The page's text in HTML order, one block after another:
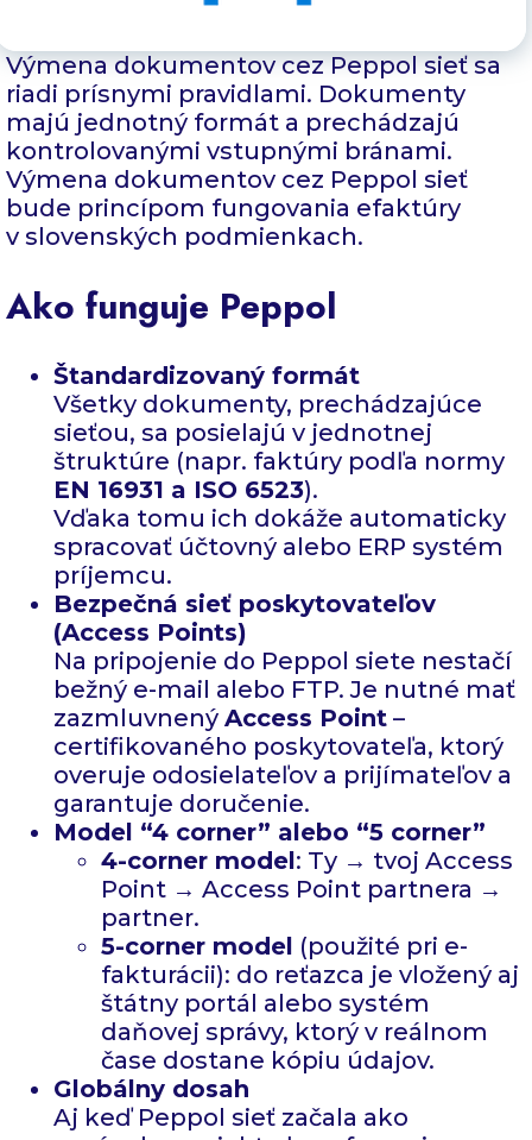
Výmena dokumentov cez Peppol sieť sa
riadi prísnymi pravidlami. Dokumenty
majú jednotný formát a prechádzajú
kontrolovanými vstupnými bránami.
Výmena dokumentov cez Peppol sieť
bude princípom fungovania efaktúry
v slovenských podmienkach.
Ako funguje Peppol
Štandardizovaný formát
Všetky dokumenty, prechádzajúce
sieťou, sa posielajú v jednotnej
štruktúre (napr. faktúry podľa normy
EN 16931 a ISO 6523).
Vďaka tomu ich dokáže automaticky
spracovať účtovný alebo ERP systém
príjemcu.
Bezpečná sieť poskytovateľov
(Access Points)
Na pripojenie do Peppol siete nestačí
bežný e-mail alebo FTP. Je nutné mať
zazmluvnený Access Point –
certifikovaného poskytovateľa, ktorý
overuje odosielateľov a prijímateľov a
garantuje doručenie.
Model “4 corner” alebo “5 corner”
4-corner model: Ty → tvoj Access
Point → Access Point partnera →
partner.
5-corner model (použité pri e-
fakturácii): do reťazca je vložený aj
štátny portál alebo systém
daňovej správy, ktorý v reálnom
čase dostane kópiu údajov.
Globálny dosah
Aj keď Peppol sieť začala ako